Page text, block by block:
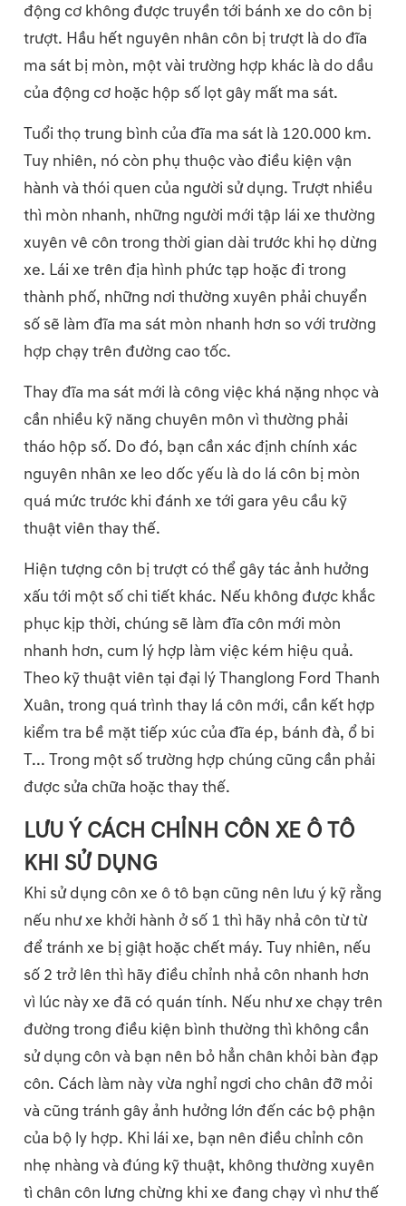
động cơ không được truyền tới bánh xe do côn bị
trượt. Hầu hết nguyên nhân côn bị trượt là do đĩa
ma sát bị mòn, một vài trường hợp khác là do dầu
của động cơ hoặc hộp số lọt gây mất ma sát.
Tuổi thọ trung bình của đĩa ma sát là 120.000 km.
Tuy nhiên, nó còn phụ thuộc vào điều kiện vận
hành và thói quen của người sử dụng. Trượt nhiều
thì mòn nhanh, những người mới tập lái xe thường
xuyên vê côn trong thời gian dài trước khi họ dừng
xe. Lái xe trên địa hình phức tạp hoặc đi trong
thành phố, những nơi thường xuyên phải chuyển
số sẽ làm đĩa ma sát mòn nhanh hơn so với trường
hợp chạy trên đường cao tốc.
Thay đĩa ma sát mới là công việc khá nặng nhọc và
cần nhiều kỹ năng chuyên môn vì thường phải
tháo hộp số. Do đó, bạn cần xác định chính xác
nguyên nhân xe leo dốc yếu là do lá côn bị mòn
quá mức trước khi đánh xe tới gara yêu cầu kỹ
thuật viên thay thế.
Hiện tượng côn bị trượt có thể gây tác ảnh hưởng
xấu tới một số chi tiết khác. Nếu không được khắc
phục kịp thời, chúng sẽ làm đĩa côn mới mòn
nhanh hơn, cum lý hợp làm việc kém hiệu quả.
Theo kỹ thuật viên tại đại lý Thanglong Ford Thanh
Xuân, trong quá trình thay lá côn mới, cần kết hợp
kiểm tra bề mặt tiếp xúc của đĩa ép, bánh đà, ổ bi
T... Trong một số trường hợp chúng cũng cần phải
được sửa chữa hoặc thay thế.
LƯU Ý CÁCH CHỈNH CÔN XE Ô TÔ
KHI SỬ DỤNG
Khi sử dụng côn xe ô tô bạn cũng nên lưu ý kỹ rằng
nếu như xe khởi hành ở số 1 thì hãy nhả côn từ từ
để tránh xe bị giật hoặc chết máy. Tuy nhiên, nếu
số 2 trở lên thì hãy điều chỉnh nhả côn nhanh hơn
vì lúc này xe đã có quán tính. Nếu như xe chạy trên
đường trong điều kiện bình thường thì không cần
sử dụng côn và bạn nên bỏ hẳn chân khỏi bàn đạp
côn. Cách làm này vừa nghỉ ngơi cho chân đỡ mỏi
và cũng tránh gây ảnh hưởng lớn đến các bộ phận
của bộ ly hợp. Khi lái xe, bạn nên điều chỉnh côn
nhẹ nhàng và đúng kỹ thuật, không thường xuyên
tì chân côn lưng chừng khi xe đang chạy vì như thế